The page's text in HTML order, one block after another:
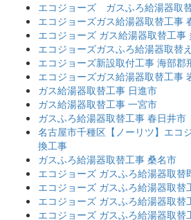
エコジョーズ ガスふろ給湯器取
エコジョーズガス給湯器取替工事
エコジョーズ ガス給湯器取替工事
エコジョーズガスふろ給湯器取替
エコジョーズ新設取付工事 海部郡
エコジョーズガス給湯器取替工事
ガス給湯器取替工事 日進市
ガス給湯器取替工事 一宮市
ガスふろ給湯器取替工事 春日井市
名古屋市千種区【ノーリツ】エコ
換工事
ガスふろ給湯器取替工事 桑名市
エコジョーズ ガスふろ給湯器取替
エコジョーズ ガスふろ給湯器取替
エコジョーズ ガスふろ給湯器取替
エコジョーズ ガスふろ給湯器取替